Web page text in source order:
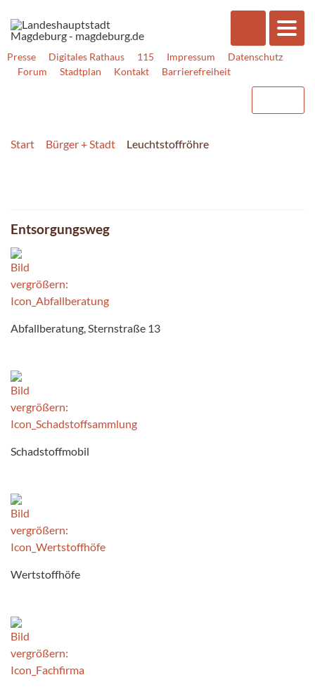
Presse Digitales Rathaus 115 Impressum
Datenschutz
Forum
Stadtplan Kontakt Barrierefreiheit
Start Bürger + Stadt Leuchtstoffröhre
Entsorgungsweg
Abfallberatung, Sternstraße 13
Schadstoffmobil
Wertstoffhöfe